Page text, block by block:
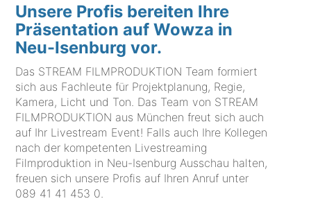
Unsere Profis bereiten Ihre
Präsentation auf Wowza in
Neu-Isenburg vor.
Das STREAM FILMPRODUKTION Team formiert
sich aus Fachleute für Projektplanung, Regie,
Kamera, Licht und Ton. Das Team von STREAM
FILMPRODUKTION aus München freut sich auch
auf Ihr Livestream Event! Falls auch Ihre Kollegen
nach der kompetenten Livestreaming
Filmproduktion in Neu-Isenburg Ausschau halten,
freuen sich unsere Profis auf Ihren Anruf unter
089 41 41 453 0